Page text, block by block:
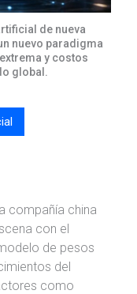
de nueva
nuevo paradigma
y costos
global.
compañía china
con el
de pesos
del
como